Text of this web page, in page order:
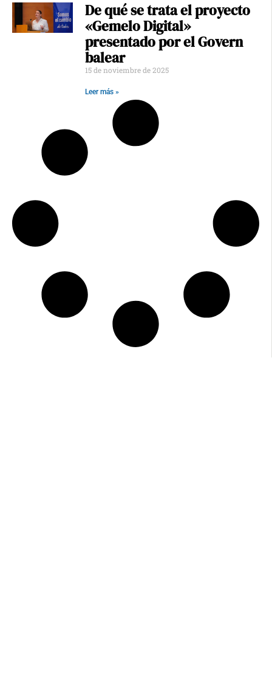
De qué se trata el proyecto
«Gemelo Digital»
presentado por el Govern
balear
15 de noviembre de 2025
Leer más »